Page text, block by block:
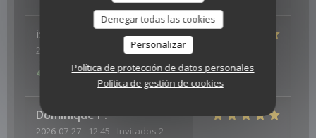
Denegar todas las cookies
Personalizar
Política de protección de datos personales
Política de gestión de cookies
isa
2026-07-23
- 19:30 - Invitados 3
4/5 Ambiente /5 Menú Calidad / Precio
:
4
DominiqueP
2026-07-27- 12:45 - Invitados 2